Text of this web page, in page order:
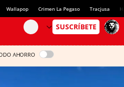
Wallapop Crimen La Pegaso Tracjusa
AHORRO